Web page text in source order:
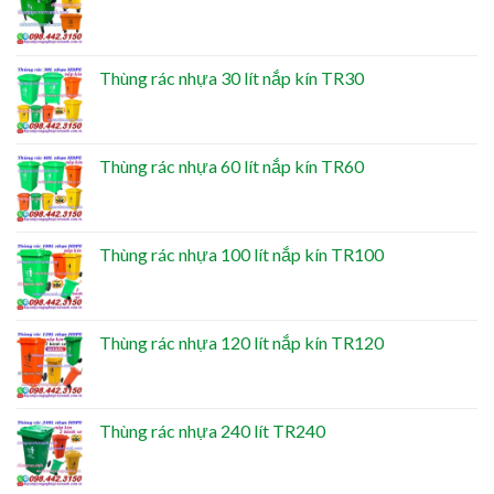
Thùng rác nhựa 30 lít nắp kín TR30
Thùng rác nhựa 60 lít nắp kín TR60
Thùng rác nhựa 100 lít nắp kín TR100
Thùng rác nhựa 120 lít nắp kín TR120
Thùng rác nhựa 240 lít TR240